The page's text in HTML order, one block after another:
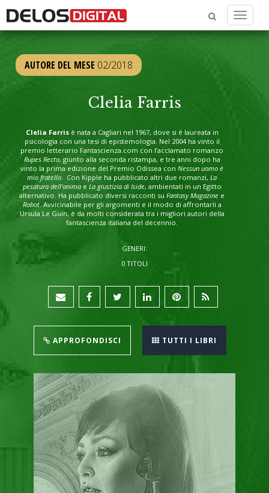
Menu
AUTORE DEL MESE 02/2018
Clelia Farris
Clelia Farrisè nata a Cagliari nel 1967, dove si è laureata in
psicologia con una tesi di epistemologia. Nel 2004 ha vinto il
premio letterario Fantascienza.com con l’acclamato romanzo
Rupes Recta, giunto alla seconda ristampa, e tre anni dopo ha
vinto la prima edizione del Premio Odissea con Nessun uomo è
mio fratello. Con Kipple ha pubblicato altri due romanzi, La
pesatura dell'animae La giustizia di Iside, ambientati in un Egitto
alternativo. Ha pubblicato diversi racconti su Fantasy Magazine e
Robot. Avvicinabile per gli argomenti e il modo di affrontarli a
Ursula Le Guin, è da molti considerata tra i migliori autori della
fantascienza italiana del decennio.
GENERI:
0 TITOLI
APPROFONDISCI TUTTI I LIBRI